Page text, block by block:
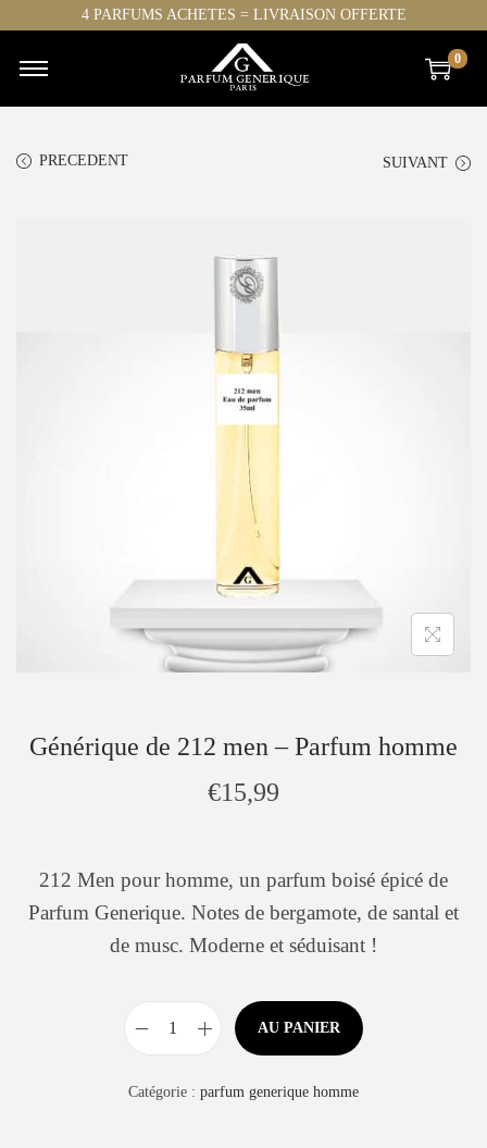
4 PARFUMS ACHETES = LIVRAISON OFFERTE
0
PRECEDENT SUIVANT
Générique de 212 men – Parfum homme
€15,99
212 Men pour homme, un parfum boisé épicé de
Parfum Generique. Notes de bergamote, de santal et
de musc. Moderne et séduisant !
AU PANIER
Catégorie : parfum generique homme